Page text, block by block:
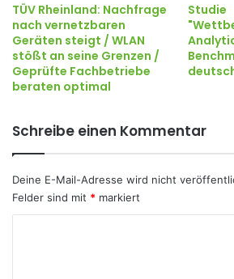
TÜV Rheinland: Nachfrage
nach vernetzbaren
Geräten steigt / WLAN
stößt an seine Grenzen /
Geprüfte Fachbetriebe
beraten optimal
Studie
Schreibe einen Kommentar
Deine E-Mail-Adresse wird nicht
Felder sind mit * markiert